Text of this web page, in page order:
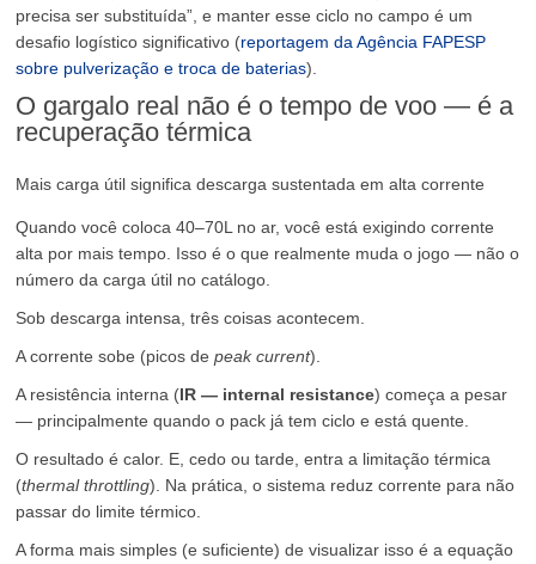
precisa ser substituída”, e manter esse ciclo no campo é um
desafio logístico significativo (reportagem da Agência FAPESP
sobre pulverização e troca de baterias).
O gargalo real não é o tempo de voo — é a
recuperação térmica
Mais carga útil significa descarga sustentada em alta corrente
Quando você coloca 40–70L no ar, você está exigindo corrente
alta por mais tempo. Isso é o que realmente muda o jogo — não o
número da carga útil no catálogo.
Sob descarga intensa, três coisas acontecem.
A corrente sobe (picos depeak current).
A resistência interna (IR — internal resistance) começa a pesar
— principalmente quando o pack já tem ciclo e está quente.
O resultado é calor. E, cedo ou tarde, entra a limitação térmica
(thermal throttling). Na prática, o sistema reduz corrente para não
passar do limite térmico.
A forma mais simples (e suficiente) de visualizar isso é a equação